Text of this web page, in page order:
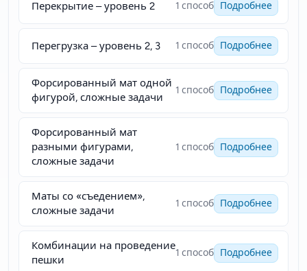
Перекрытие – уровень 2 1 способ Подробнее
Перегрузка – уровень 2, 3 1 способ Подробнее
Форсированный мат одной
фигурой, сложные задачи
1 способ Подробнее
Форсированный мат
разными фигурами,
сложные задачи
1 способ Подробнее
Маты со «съедением»,
сложные задачи
1 способ Подробнее
Комбинации на проведение
пешки
1 способ Подробнее